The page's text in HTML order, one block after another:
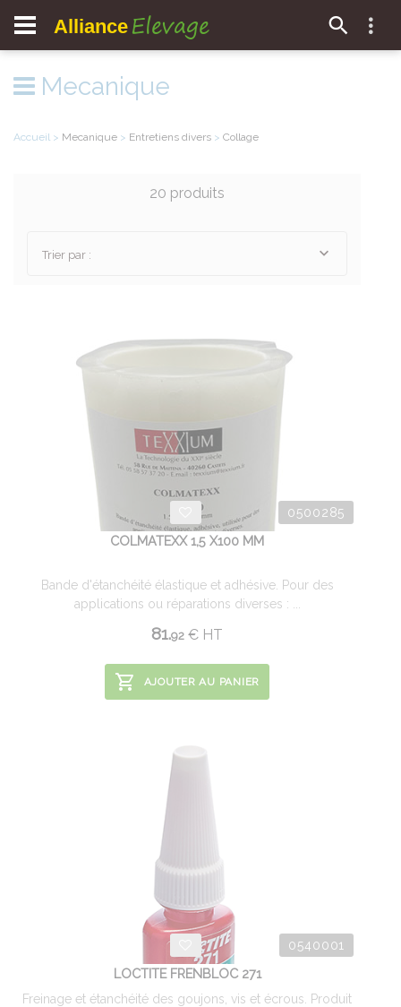
Alliance Elevage
Mecanique
Accueil > Mecanique > Entretiens divers > Collage
20 produits
Trier par :
0500285
COLMATEXX 1,5 X100 MM
Bande d'étanchéité élastique et adhésive. Pour des
applications ou réparations diverses : ...
81.92 € HT
AJOUTER AU PANIER
0540001
LOCTITE FRENBLOC 271
Freinage et étanchéité des goujons, vis et écrous. Produit